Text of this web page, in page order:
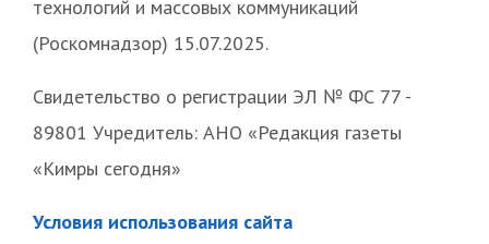
технологий и массовых коммуникаций
(Роскомнадзор) 15.07.2025.
Свидетельство о регистрации ЭЛ № ФС 77 -
89801 Учредитель: АНО «Редакция газеты
«Кимры сегодня»
Условия использования сайта